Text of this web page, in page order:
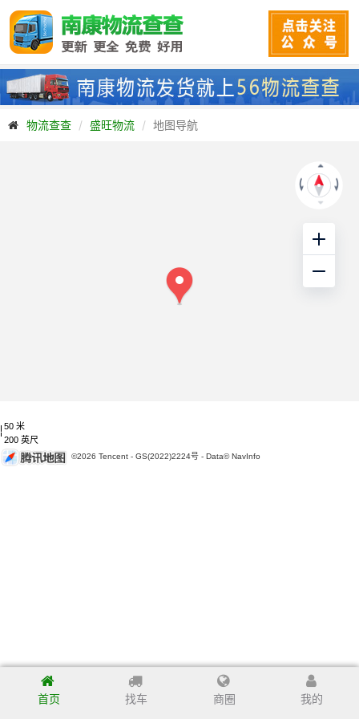
物流查查 盛旺物流 地图导航
50 米
200 英尺
©2026 Tencent - GS(2022)2224号 - Data© NavInfo
首页 找车 商圈 我的